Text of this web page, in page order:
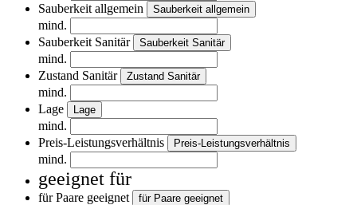
Sauberkeit allgemein
Sauberkeit allgemein
mind.
Sauberkeit Sanitär
Sauberkeit Sanitär
mind.
Zustand Sanitär
Zustand Sanitär
mind.
Lage
Lage
mind.
Preis-Leistungsverhältnis
Preis-Leistungsverhältnis
mind.
geeignet für
für Paare geeignet für Paare geeignet